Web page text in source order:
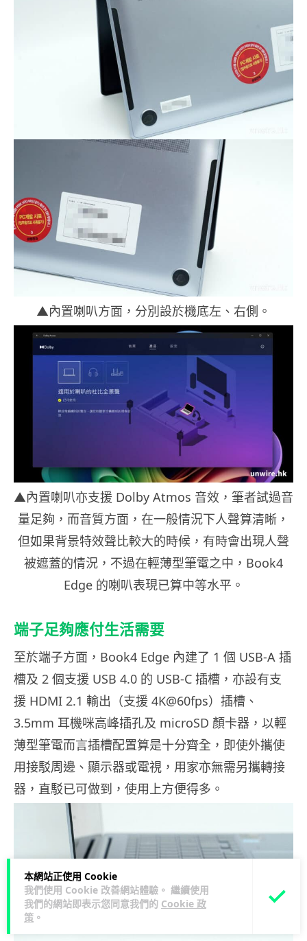
本網站正使用 Cookie
我們使用 Cookie 改善網站體驗。 繼續使用
我們的網站即表示您同意我們的 Cookie 政
策 。
▲內置喇叭方面，分別設於機底左、右側。
▲內置喇叭亦支援 Dolby Atmos 音效，筆者試過音
量足夠，而音質方面，在一般情況下人聲算清晰，
但如果背景特效聲比較大的時候，有時會出現人聲
被遮蓋的情況，不過在輕薄型筆電之中，Book4
Edge 的喇叭表現已算中等水平。
端子足夠應付生活需要
至於端子方面，Book4 Edge 內建了 1 個 USB-A 插
槽及 2 個支援 USB 4.0 的 USB-C 插槽，亦設有支
援 HDMI 2.1 輸出（支援 4K@60fps）插槽、
3.5mm 耳機咪高峰插孔及 microSD 顏卡器，以輕
薄型筆電而言插槽配置算是十分齊全，即使外攜使
用接駁周邊、顯示器或電視，用家亦無需另攜轉接
器，直駁已可做到，使用上方便得多。